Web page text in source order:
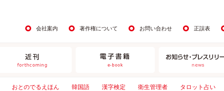
会社案内 著作権について お問い合わせ 正誤表
おとのでるえほん 韓国語 漢字検定 衛生管理者 タロット占い